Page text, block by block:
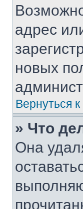
адрес
новых
Вернуться
» Что
Она